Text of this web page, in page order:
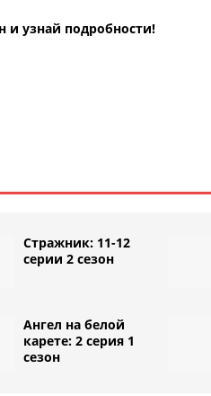
и узнай подробности!
Стражник: 11-12
серии 2 сезон
Ангел на белой
карете: 2 серия 1
сезон